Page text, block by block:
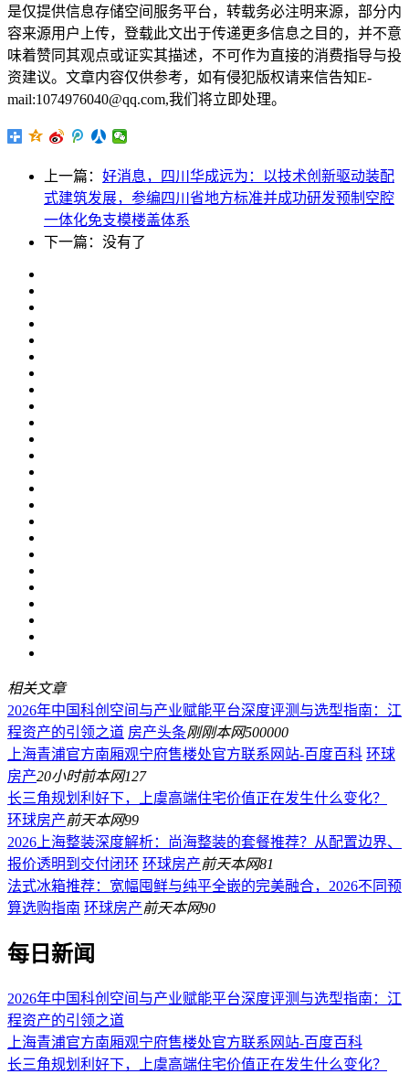
是仅提供信息存储空间服务平台，转载务必注明来源，部分内
容来源用户上传，登载此文出于传递更多信息之目的，并不意
味着赞同其观点或证实其描述，不可作为直接的消费指导与投
资建议。文章内容仅供参考，如有侵犯版权请来信告知E-
mail:1074976040@qq.com,我们将立即处理。
上一篇： 好消息，四川华成远为：以技术创新驱动装配
式建筑发展，参编四川省地方标准并成功研发预制空腔
一体化免支模楼盖体系
下一篇：没有了
相关文章
2026年中国科创空间与产业赋能平台深度评测与选型指南：江
程资产的引领之道 房产头条刚刚本网500000
上海青浦官方南厢观宁府售楼处官方联系网站-百度百科 环球
房产20小时前本网127
长三角规划利好下，上虞高端住宅价值正在发生什么变化？
环球房产前天本网99
2026上海整装深度解析：尚海整装的套餐推荐？从配置边界、
报价透明到交付闭环 环球房产前天本网81
法式冰箱推荐：宽幅囤鲜与纯平全嵌的完美融合，2026不同预
算选购指南 环球房产前天本网90
每日新闻
2026年中国科创空间与产业赋能平台深度评测与选型指南：江
程资产的引领之道
上海青浦官方南厢观宁府售楼处官方联系网站-百度百科
长三角规划利好下，上虞高端住宅价值正在发生什么变化？